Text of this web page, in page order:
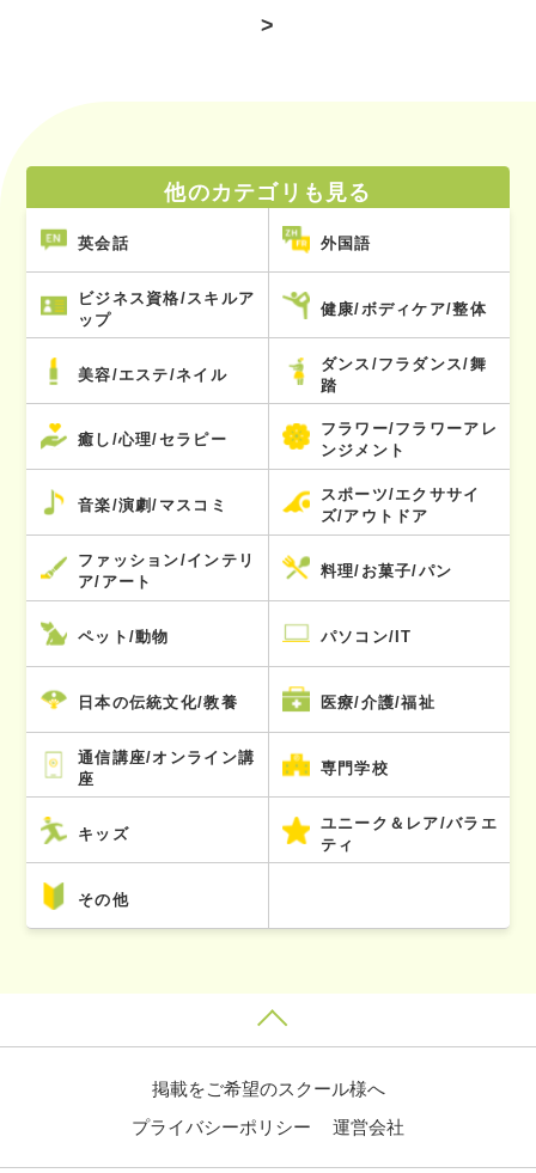
>
他のカテゴリも見る
英会話 外国語
ビジネス資格/スキルア
ップ
健康/ボディケア/整体
美容/エステ/ネイル
ダンス/フラダンス/舞
踏
癒し/心理/セラピー
フラワー/フラワーアレ
ンジメント
音楽/演劇/マスコミ
スポーツ/エクササイ
ズ/アウトドア
ファッション/インテリ
ア/アート
料理/お菓子/パン
ペット/動物 パソコン/IT
日本の伝統文化/教養 医療/介護/福祉
通信講座/オンライン講
座
専門学校
キッズ
ユニーク＆レア/バラエ
ティ
その他
掲載をご希望のスクール様へ
プライバシーポリシー
運営会社